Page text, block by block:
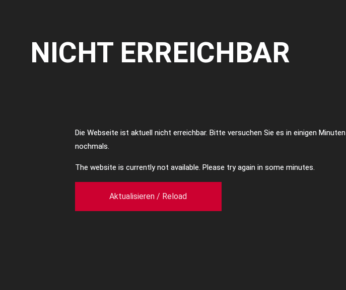
NICHT ERREICHBAR
Die Webseite ist aktuell nicht erreichbar. Bitte versuchen Sie es in einigen Minuten
nochmals.
The website is currently not available. Please try again in some minutes.
Aktualisieren / Reload